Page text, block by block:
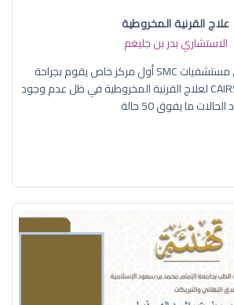
علاج القرنية المخروطية
الاستشاري بدر بن جليغم
قلوبال لرعاية العين في مستشفيات SMC أول مركز خاص يقوم بجراحة
زراعة الحلقات الطبيعة CAIRS لعلاج القرنية المخروطية في ظل عدم وجود
ما يفوق 50 حالة